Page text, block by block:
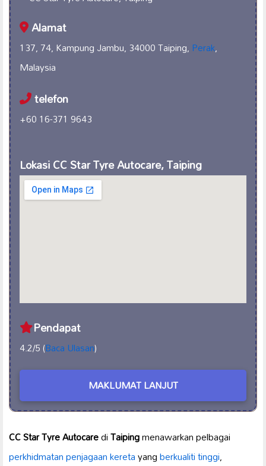
Alamat
137, 74, Kampung Jambu, 34000 Taiping,Perak,
Malaysia
telefon
+60 16-371 9643
Lokasi CC Star Tyre Autocare, Taiping
Pendapat
4.2/5 (Baca Ulasan)
MAKLUMAT LANJUT
CC Star Tyre AutocarediTaipingmenawarkan pelbagai
perkhidmatanpenjagaan keretayangberkualiti tinggi,